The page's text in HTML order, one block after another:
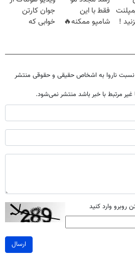
!
فقط با این
شامپو ممکنه🔥
جوان کارتن
خوابی که
ناروا به اشخاص حقیقی و حقوقی منتشر
غیر مرتبط با خبر باشد منتشر نمی‌شود.
روبرو وارد کنید
ارسال